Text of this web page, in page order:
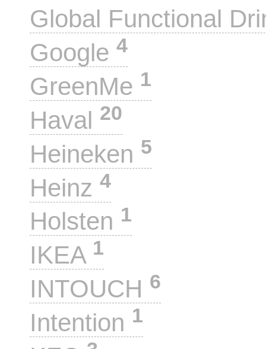
Global Functional
Google 4
GreenMe 1
Haval 20
Heineken 5
Heinz 4
Holsten 1
IKEA 1
INTOUCH 6
Intention 1